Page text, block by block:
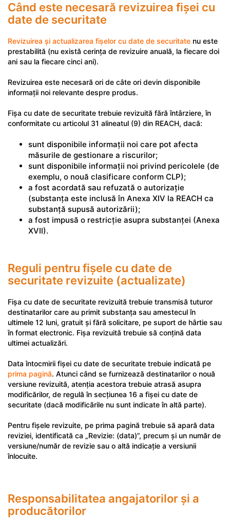
Când este necesară revizuirea fișei cu
date de securitate
Revizuirea și actualizarea fișelor cu date de securitate nu este
prestabilită (nu există cerința de revizuire anuală, la fiecare doi
ani sau la fiecare cinci ani).
Revizuirea este necesară ori de câte ori devin disponibile
informații noi relevante despre produs.
Fișa cu date de securitate trebuie revizuită fără întârziere, în
conformitate cu articolul 31 alineatul (9) din REACH, dacă:
sunt disponibile informații noi care pot afecta
măsurile de gestionare a riscurilor;
sunt disponibile informații noi privind pericolele (de
exemplu, o nouă clasificare conform CLP);
a fost acordată sau refuzată o autorizație
(substanța este inclusă în Anexa XIV la REACH ca
substanță supusă autorizării);
a fost impusă o restricție asupra substanței (Anexa
XVII).
Reguli pentru fișele cu date de
securitate revizuite (actualizate)
Fișa cu date de securitate revizuită trebuie transmisă tuturor
destinatarilor care au primit substanța sau amestecul în
ultimele 12 luni, gratuit și fără solicitare, pe suport de hârtie sau
în format electronic. Fișa revizuită trebuie să conțină data
ultimei actualizări.
Data întocmirii fișei cu date de securitate trebuie indicată pe
prima pagină. Atunci când se furnizează destinatarilor o nouă
versiune revizuită, atenția acestora trebuie atrasă asupra
modificărilor, de regulă în secțiunea 16 a fișei cu date de
securitate (dacă modificările nu sunt indicate în altă parte).
Pentru fișele revizuite, pe prima pagină trebuie să apară data
reviziei, identificată ca „Revizie: (data)”, precum și un număr de
versiune/număr de revizie sau o altă indicație a versiunii
înlocuite.
Responsabilitatea angajatorilor și a
producătorilor